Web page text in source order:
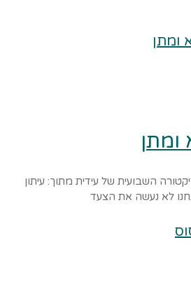
השבועית של עידית מתוך: עיתון
לא נעשה את הצעד